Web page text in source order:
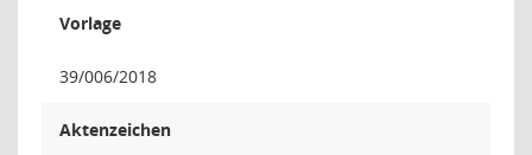
Vorlage
39/006/2018
Aktenzeichen